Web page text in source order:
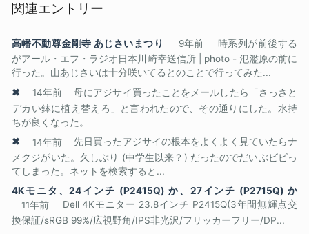
関連エントリー
高幡不動尊金剛寺 あじさいまつり 9年前
時系列が前後する
がアール・エフ・ラジオ日本川崎幸送信所 | photo - 氾濫原の前に
行った。山あじさいは十分咲いてるとのことで行ってみた...
✖
14年前
母にアジサイ買ったことをメールしたら「さっさと
デカい鉢に植え替えろ」と言われたので、その通りにした。水持
ちが良くなった。
✖
14年前
先日買ったアジサイの根本をよくよく見ていたらナ
メクジがいた。久しぶり (中学生以来？) だったのでだいぶビビっ
てしまった。ネットを検索すると...
4Kモニタ、24インチ (P2415Q) か、27インチ (P2715Q) か
11年前
Dell 4Kモニター 23.8インチ P2415Q(3年間無輝点交
換保証/sRGB 99%/広視野角/IPS非光沢/フリッカーフリー/DP...